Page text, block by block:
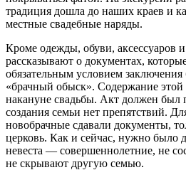
традиция дошла до наших краев и
местные свадебные наряды.
Кроме одежды, обуви, аксессуаров
рассказывают о документах,
обязательным условием
«брачный обыск». Содержание этой
накануне свадьбы. Акт должен был
создания семьи нет препятствий.
новобрачные сдавали документы,
церковь. Как и сейчас, нужно было
невеста — совершеннолетние, не
не скрывают другую семью.